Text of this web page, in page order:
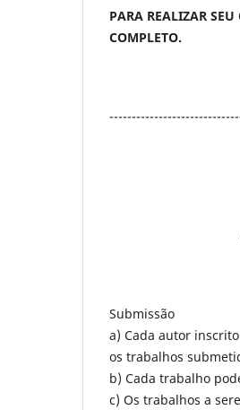
PARA REALIZAR
COMPLETO.
Submissão
a) Cada autor
os trabalhos
b) Cada trabalho
c) Os trabalhos a